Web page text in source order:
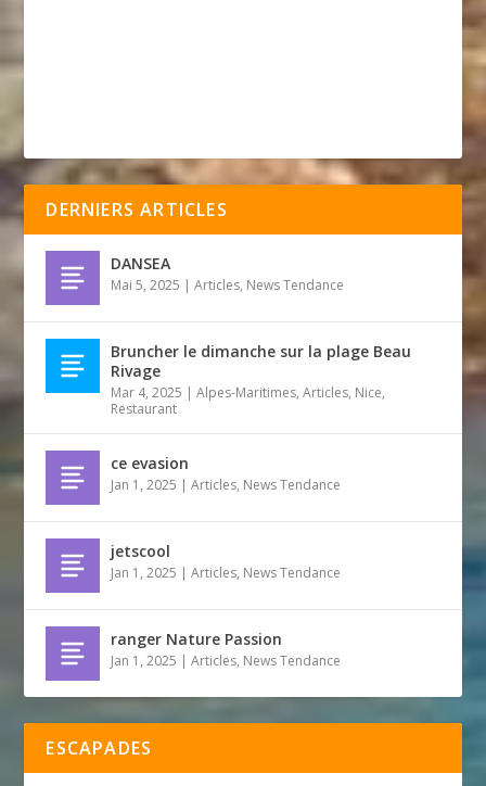
DERNIERS ARTICLES
DANSEA
Mai 5, 2025 |Articles, News Tendance
Bruncher le dimanche sur la plage Beau
Rivage
Mar 4, 2025 |Alpes-Maritimes,Articles, Nice,
Restaurant
ce evasion
Jan 1, 2025 |Articles, News Tendance
jetscool
Jan 1, 2025 |Articles, News Tendance
ranger Nature Passion
Jan 1, 2025 |Articles, News Tendance
ESCAPADES